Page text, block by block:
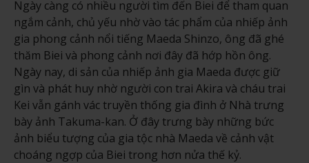
Ngày càng có nhiều người tìm đến Biei để tham quan
ngắm cảnh, chủ yếu nhờ vào tác phẩm của nhiếp ảnh
gia phong cảnh nổi tiếng Maeda Shinzo, ông đã ghé
thăm Biei và phong cảnh nơi đây đã hớp hồn ông.
Ngày nay, di sản của nhiếp ảnh gia Maeda được giữ
gìn và phát huy nhờ người con trai Akira và cháu trai
Kei vẫn gánh vác truyền thống gia đình ở Nhà trưng
bày ảnh Takuma-kan. Ở đây trưng bày những bức
ảnh biểu tượng của gia tộc nhà Maeda về cảnh vật
choáng ngợp của Biei trong hơn nửa thế kỷ.